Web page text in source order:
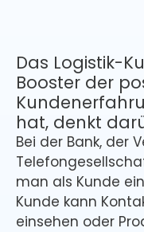
Das Logistik-
Booster der
hat, denkt
Bei der Bank, der
man als Kunde
Kunde kann
einsehen oder